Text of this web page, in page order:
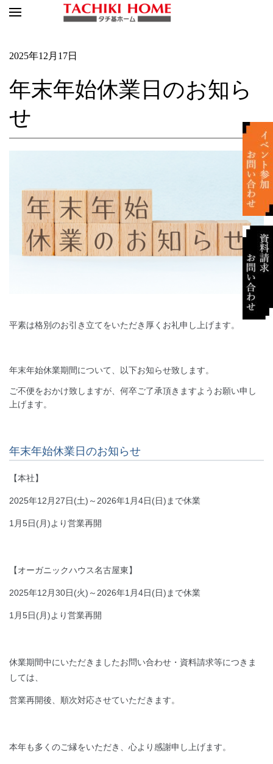
2025年12月17日
年末年始休業日のお知ら
せ
平素は格別のお引き立てをいただき厚くお礼申し上げます。
年末年始休業期間について、以下お知らせ致します。
ご不便をおかけ致しますが、何卒ご了承頂きますようお願い申し
上げます。
年末年始休業日のお知らせ
【本社】
2025年12月27日(土)～2026年1月4日(日)まで休業
1月5日(月)より営業再開
【オーガニックハウス名古屋東】
2025年12月30日(火)～2026年1月4日(日)まで休業
1月5日(月)より営業再開
休業期間中にいただきましたお問い合わせ・資料請求等につきま
しては、
営業再開後、順次対応させていただきます。
本年も多くのご縁をいただき、心より感謝申し上げます。